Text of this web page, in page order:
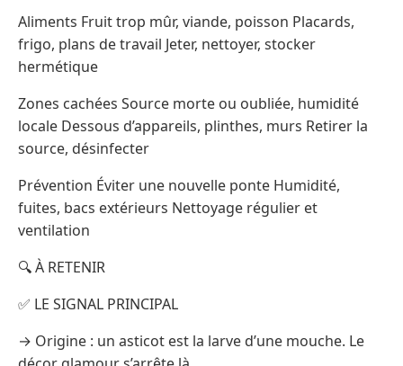
Aliments Fruit trop mûr, viande, poisson Placards,
frigo, plans de travail Jeter, nettoyer, stocker
hermétique
Zones cachées Source morte ou oubliée, humidité
locale Dessous d’appareils, plinthes, murs Retirer la
source, désinfecter
Prévention Éviter une nouvelle ponte Humidité,
fuites, bacs extérieurs Nettoyage régulier et
ventilation
🔍 À RETENIR
✅ LE SIGNAL PRINCIPAL
→ Origine : un asticot est la larve d’une mouche. Le